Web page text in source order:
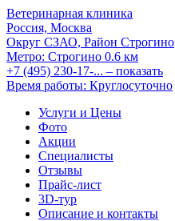
Ветеринарная клиника
Россия, Москва
Округ СЗАО, Район Строгино
Метро: Строгино 0.6 км
+7 (495) 230-17-... – показать
Время работы: Круглосуточно
Услуги и Цены
Фото
Акции
Специалисты
Отзывы
Прайс-лист
3D-тур
Описание и контакты